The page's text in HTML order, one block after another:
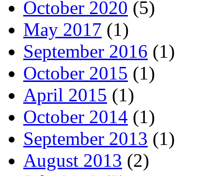
October 2020 (5)
May 2017 (1)
September 2016 (1)
October 2015 (1)
April 2015 (1)
October 2014 (1)
September 2013 (1)
August 2013 (2)